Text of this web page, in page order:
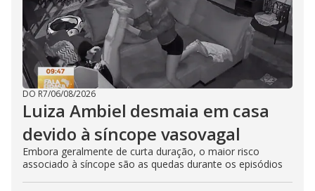
DO R7/06/08/2026
Luiza Ambiel desmaia em casa
devido à síncope vasovagal
Embora geralmente de curta duração, o maior risco
associado à síncope são as quedas durante os episódios